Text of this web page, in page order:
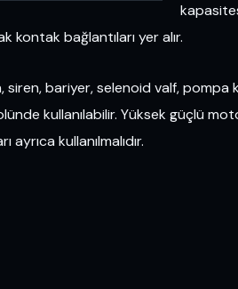
kontak bağlantıları yer alır.
siren, bariyer, selenoid valf,
kullanılabilir. Yüksek güçlü
kullanılmalıdır.